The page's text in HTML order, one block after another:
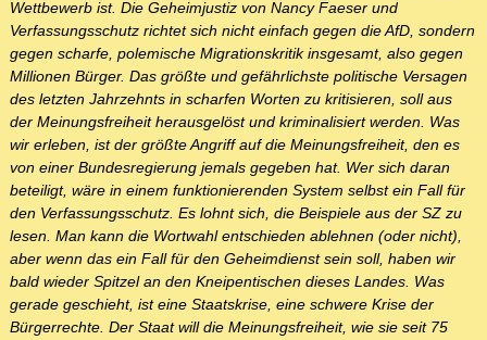
Wettbewerb ist. Die Geheimjustiz von Nancy Faeser und
Verfassungsschutz richtet sich nicht einfach gegen die AfD, sondern
gegen scharfe, polemische Migrationskritik insgesamt, also gegen
Millionen Bürger. Das größte und gefährlichste politische Versagen
des letzten Jahrzehnts in scharfen Worten zu kritisieren, soll aus
der Meinungsfreiheit herausgelöst und kriminalisiert werden. Was
wir erleben, ist der größte Angriff auf die Meinungsfreiheit, den es
von einer Bundesregierung jemals gegeben hat. Wer sich daran
beteiligt, wäre in einem funktionierenden System selbst ein Fall für
den Verfassungsschutz. Es lohnt sich, die Beispiele aus der SZ zu
lesen. Man kann die Wortwahl entschieden ablehnen (oder nicht),
aber wenn das ein Fall für den Geheimdienst sein soll, haben wir
bald wieder Spitzel an den Kneipentischen dieses Landes. Was
gerade geschieht, ist eine Staatskrise, eine schwere Krise der
Bürgerrechte. Der Staat will die Meinungsfreiheit, wie sie seit 75